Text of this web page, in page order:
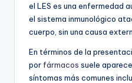
el LES es una enfermedad
el sistema inmunológico
cuerpo, sin una causa
En términos de la
por fármacos suele
síntomas más comunes